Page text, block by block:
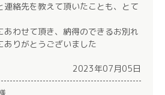
連絡先を教えて頂いたことも、とて
あわせて頂き、納得のできるお別れ
りがとうございました
2023年07月05日